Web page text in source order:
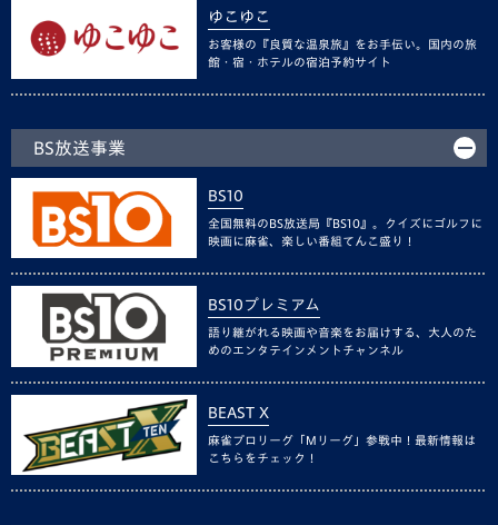
ゆこゆこ
お客様の『良質な温泉旅』をお手伝い。国内の旅
館・宿・ホテルの宿泊予約サイト
BS放送事業
BS10
全国無料のBS放送局『BS10』。クイズにゴルフに
映画に麻雀、楽しい番組てんこ盛り！
BS10プレミアム
語り継がれる映画や音楽をお届けする、大人のた
めのエンタテインメントチャンネル
BEAST X
麻雀プロリーグ「Mリーグ」参戦中！最新情報は
こちらをチェック！